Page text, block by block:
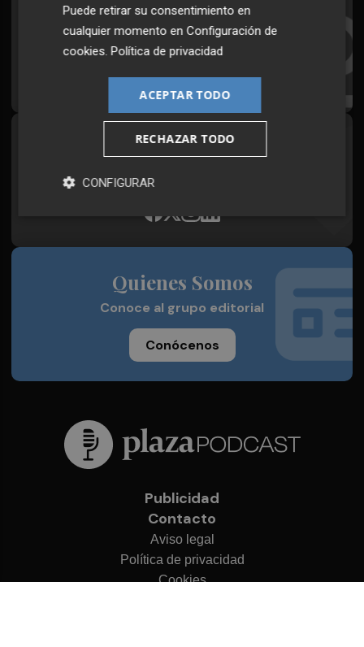
Suscríbete al Boletín
Todos los días a primera hora en tu email
¡Quiero suscribirme!
Síguenos en redes
Plaza Podcast, desde cualquier medio
Quienes Somos
Conoce al grupo editorial
Conócenos
Publicidad
Contacto
Aviso legal
Política de privacidad
Cookies
Puede retirar su consentimiento en
cualquier momento enConfiguración de
cookies.Política de privacidad
ACEPTAR TODO
RECHAZAR TODO
CONFIGURAR